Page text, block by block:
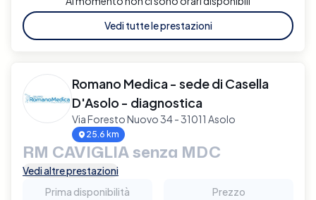
Vedi tutte le prestazioni
Romano Medica - sede di Casella
D'Asolo - diagnostica
Via Foresto Nuovo 34 - 31011 Asolo
25.6 km
RM CAVIGLIA senza MDC
Vedi altre prestazioni
Prima disponibilità
Prezzo